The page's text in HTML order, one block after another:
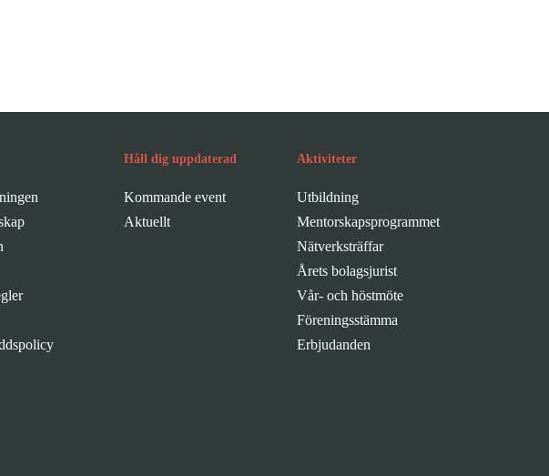
Håll dig uppdaterad
Kommande event
Aktuellt
Aktiviteter
Utbildning
Mentorskapsprogrammet
Nätverksträffar
Årets bolagsjurist
Vår- och höstmöte
Föreningsstämma
Erbjudanden